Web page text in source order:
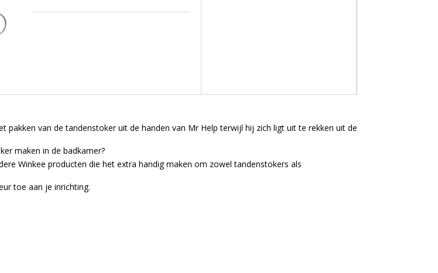
pakken van de tandenstoker uit de handen van Mr Help terwijl hij zich ligt uit te rekken uit de
maken in de badkamer?
Winkee producten die het extra handig maken om zowel tandenstokers als
toe aan je inrichting.